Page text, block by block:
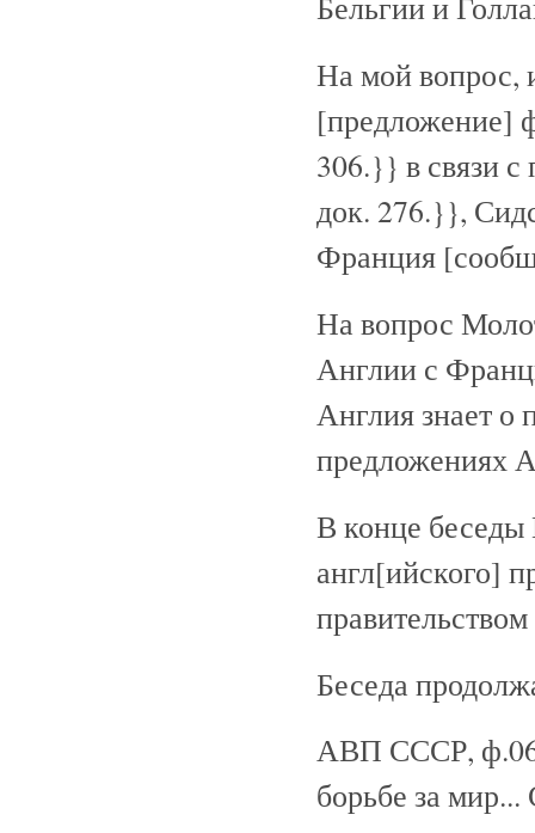
На мой вопрос,
[предложение]
306.}} в связи
док. 276.}},
Франция
На вопрос
Англии с
Англия знает
предложениях
В конце беседы
англ[ийского]
Беседа
АВП СССР,
борьбе за